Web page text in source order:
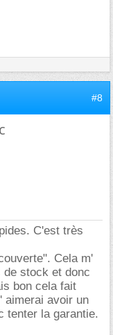
#8
C'est très
Cela m'
de stock et donc
bon cela fait
aimerai avoir un
tenter la garantie.